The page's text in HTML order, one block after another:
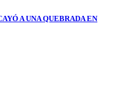
A UNA QUEBRADA EN